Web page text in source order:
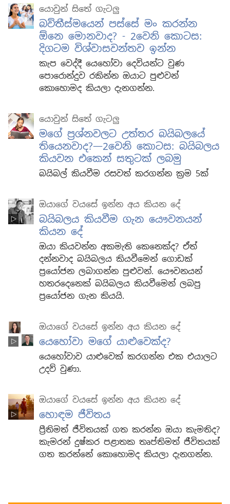
යොවුන් සිතේ ගැටලු
බව්තීස්මයෙන් පස්සේ මං කරන්න
ඕනෙ මොනවාද? - 2වෙනි කොටස:
දිගටම විශ්වාසවන්තව ඉන්න
කැප වෙද්දී යෙහෝවා දෙවියන්ට වුණ
පොරොන්දුව රකින්න ඔයාට පුළුවන්
කොහොමද කියලා දැනගන්න.
යොවුන් සිතේ ගැටලු
මගේ ප්‍රශ්නවලට උත්තර බයිබලයේ
තියෙනවාද?—2වෙනි කොටස: බයිබලය
කියවන එකෙන් සතුටක් ලබමු
බයිබල් කියවීම රසවත් කරගන්න ක්‍රම 5ක්
ඔයාගේ වයසේ ඉන්න අය කියන දේ
බයිබලය කියවීම ගැන යෞවනයන්
කියන දේ
ඔයා කියවන්න අකමැති කෙනෙක්ද? ඒත්
දන්නවාද බයිබලය කියවීමෙන් ගොඩක්
ප්‍රයෝජන ලබාගන්න පුළුවන්. යෞවනයන්
හතරදෙනෙක් බයිබලය කියවීමෙන් ලබපු
ප්‍රයෝජන ගැන කියයි.
ඔයාගේ වයසේ ඉන්න අය කියන දේ
යෙහෝවා මගේ යාළුවෙක්ද?
යෙහෝවාව යාළුවෙක් කරගන්න එක එයාලට
උදව් වුණා.
ඔයාගේ වයසේ ඉන්න අය කියන දේ
හොඳම ජීවිතය
ප්‍රීතිමත් ජීවිතයක් ගත කරන්න ඔයා කැමතිද?
කැමරන් දුෂ්කර පළාතක තෘප්තිමත් ජීවිතයක්
ගත කරන්නේ කොහොමද කියලා දැනගන්න.